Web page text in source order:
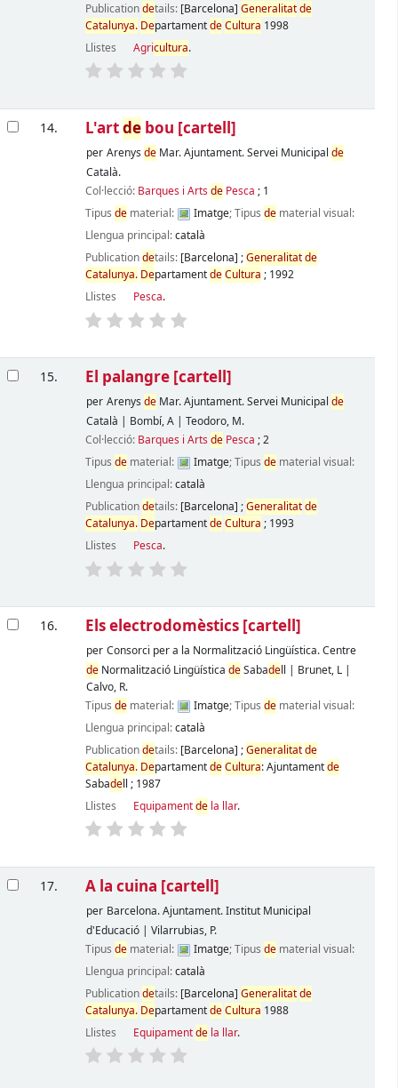
Publicationdetails: [Barcelona] Generalitatde
Catalunya. DepartamentdeCultura 1998
Llistes
Agricultura.
14. L'artdebou [cartell]
per Arenys deMar. Ajuntament. Servei Municipal de
Català.
Col·lecció: Barques i ArtsdePesca ; 1
Tipus dematerial: Imatge; Tipus dematerial visual:
Llengua principal:català
Publicationdetails: [Barcelona] ;Generalitatde
Catalunya. DepartamentdeCultura ; 1992
Llistes
Pesca.
15. El palangre [cartell]
per Arenys deMar. Ajuntament. Servei Municipal de
Català
Bombí, A |Teodoro, M.
Col·lecció: Barques i ArtsdePesca ; 2
Tipus dematerial: Imatge; Tipus dematerial visual:
Llengua principal:català
Publicationdetails: [Barcelona] ;Generalitatde
Catalunya. DepartamentdeCultura ; 1993
Llistes
Pesca.
16. Els electrodomèstics [cartell]
per Consorci per a la Normalització Lingüística. Centre
de Normalització LingüísticadeSabadell Brunet, L
Calvo, R.
Tipus dematerial: Imatge; Tipus dematerial visual:
Llengua principal:català
Publicationdetails: [Barcelona] ;Generalitatde
Catalunya. DepartamentdeCultura: Ajuntamentde
Sabadell ; 1987
Llistes
Equipamentdela llar.
17. A la cuina [cartell]
per Barcelona. Ajuntament. Institut Municipal
d'Educació |Vilarrubias, P.
Tipus dematerial: Imatge; Tipus dematerial visual:
Llengua principal:català
Publicationdetails: [Barcelona] Generalitatde
Catalunya. DepartamentdeCultura 1988
Llistes
Equipamentdela llar.